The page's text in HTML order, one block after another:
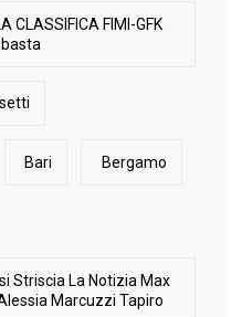
CLASSIFICA FIMI-GFK
Bari Bergamo
Striscia La Notizia Max
Marcuzzi Tapiro